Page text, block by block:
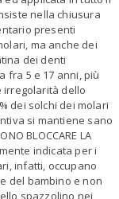
nella chiusura
presenti
ma anche dei
dei denti
fra 5 e 17 anni, più
irregolarità dello
dei solchi dei molari
si mantiene sano
BLOCCARE LA
indicata per i
infatti, occupano
del bambino e non